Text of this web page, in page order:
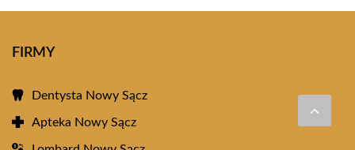
FIRMY
Dentysta Nowy Sącz
Apteka Nowy Sącz